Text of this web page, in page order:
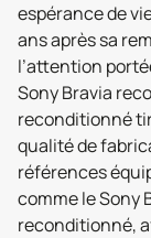
espérance de
ans après sa
l’attention
Sony Bravia
reconditionné
qualité de
références
comme le Sony
reconditionné,